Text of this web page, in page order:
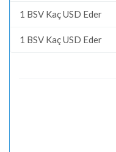
1 BSV Kaç USD Eder
1 BSV Kaç USD Eder